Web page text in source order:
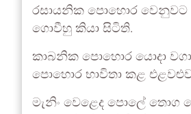
රසායනික පොහොර වෙනුවට
ගොවීහු කියා සිටිති.
කාබනික පොහොර යොදා
පොහොර භාවිතා කළ
මැනිං වෙළෙද පොලේ තොග